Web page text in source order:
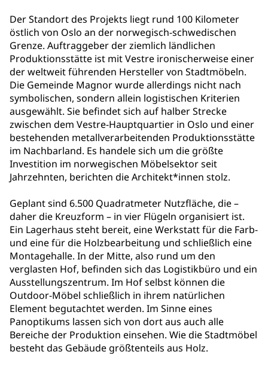
Der Standort des Projekts liegt rund 100 Kilometer
östlich von Oslo an der norwegisch-schwedischen
Grenze. Auftraggeber der ziemlich ländlichen
Produktionsstätte ist mit Vestre ironischerweise einer
der weltweit führenden Hersteller von Stadtmöbeln.
Die Gemeinde Magnor wurde allerdings nicht nach
symbolischen, sondern allein logistischen Kriterien
ausgewählt. Sie befindet sich auf halber Strecke
zwischen dem Vestre-Hauptquartier in Oslo und einer
bestehenden metallverarbeitenden Produktionsstätte
im Nachbarland. Es handele sich um die größte
Investition im norwegischen Möbelsektor seit
Jahrzehnten, berichten die Architekt*innen stolz.
Geplant sind 6.500 Quadratmeter Nutzfläche, die –
daher die Kreuzform – in vier Flügeln organisiert ist.
Ein Lagerhaus steht bereit, eine Werkstatt für die Farb-
und eine für die Holzbearbeitung und schließlich eine
Montagehalle. In der Mitte, also rund um den
verglasten Hof, befinden sich das Logistikbüro und ein
Ausstellungszentrum. Im Hof selbst können die
Outdoor-Möbel schließlich in ihrem natürlichen
Element begutachtet werden. Im Sinne eines
Panoptikums lassen sich von dort aus auch alle
Bereiche der Produktion einsehen. Wie die Stadtmöbel
besteht das Gebäude größtenteils aus Holz.